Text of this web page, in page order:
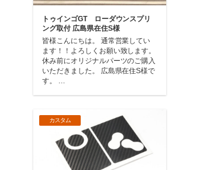
トゥインゴGT ローダウンスプリ
ング取付 広島県在住S様
皆様こんにちは。 通常営業してい
ます！！よろしくお願い致します。
休み前にオリジナルパーツのご購入
いただきました。 広島県在住S様で
す。 …
カスタム